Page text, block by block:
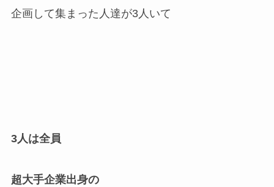
企画して集まった人達が3人いて
3人は全員
超大手企業出身の